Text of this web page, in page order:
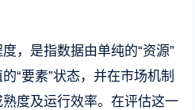
，是指数据由单纯的“资源”
“要素”状态，并在市场机制
度及运行效率。在评估这一